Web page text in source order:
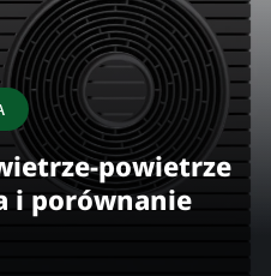
powietrze
i porównanie